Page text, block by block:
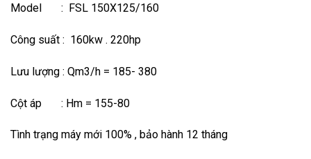
Model : FSL 150X125/160
Công suất : 160kw . 220hp
Lưu lượng : Qm3/h = 185- 380
Cột áp : Hm = 155-80
Tình trạng máy mới 100% , bảo hành 12 tháng